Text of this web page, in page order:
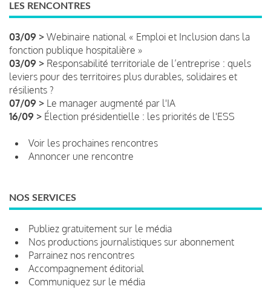
LES RENCONTRES
03/09 > Webinaire national « Emploi et Inclusion dans la
fonction publique hospitalière »
03/09 > Responsabilité territoriale de l’entreprise : quels
leviers pour des territoires plus durables, solidaires et
résilients ?
07/09 > Le manager augmenté par l'IA
16/09 > Élection présidentielle : les priorités de l'ESS
Voir les prochaines rencontres
Annoncer une rencontre
NOS SERVICES
Publiez gratuitement sur le média
Nos productions journalistiques sur abonnement
Parrainez nos rencontres
Accompagnement éditorial
Communiquez sur le média